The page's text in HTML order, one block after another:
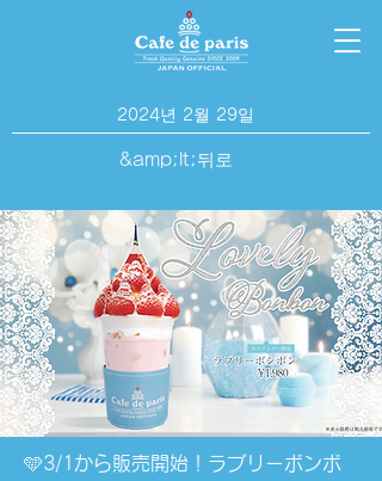
2024년 2월 29일
&amp;lt;뒤로
🩵3/1から販売開始！ラブリーボンボ